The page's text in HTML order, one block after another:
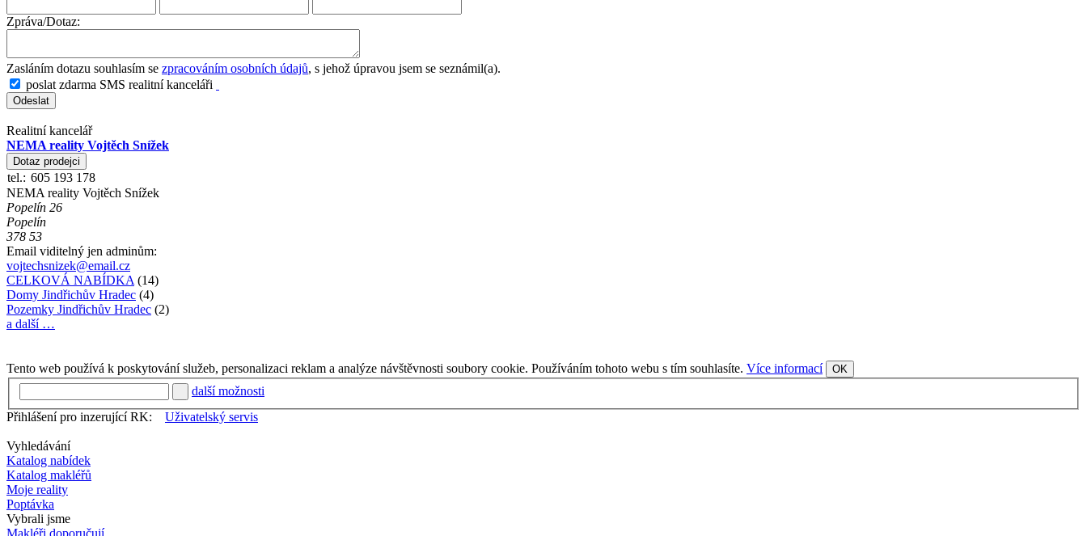
Zpráva/Dotaz:
Zasláním dotazu souhlasím se zpracováním osobních údajů, s jehož úpravou jsem se seznámil(a).
poslat zdarma SMS realitní kanceláři
Realitní kancelář
NEMA reality Vojtěch Snížek
tel.: 605 193 178
NEMA reality Vojtěch Snížek
Popelín 26
Popelín
378 53
Email viditelný jen adminům:
vojtechsnizek@email.cz
CELKOVÁ NABÍDKA (14)
Domy Jindřichův Hradec (4)
Pozemky Jindřichův Hradec (2)
a další …
Tento web používá k poskytování služeb, personalizaci reklam a analýze návštěvnosti soubory cookie. Používáním tohoto webu s tím souhlasíte. Více informací OK
další možnosti
Přihlášení pro inzerující RK:
Uživatelský servis
Vyhledávání
Katalog nabídek
Katalog makléřů
Moje reality
Poptávka
Vybrali jsme